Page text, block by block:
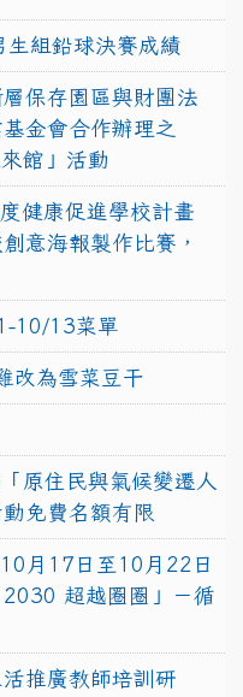
生組鉛球決賽成績
保存園區與財團法
金會合作辦理之
館」活動
健康促進學校計畫
意海報製作比賽，
10/13菜單
改為雪菜豆干
原住民與氣候變遷人
免費名額有限
月17日至10月22日
超越圈圈」－循
推廣教師培訓研